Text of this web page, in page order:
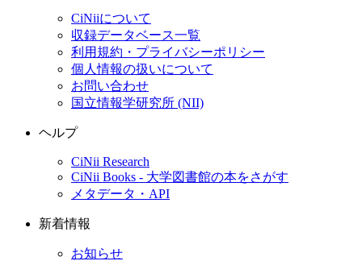
CiNiiについて
収録データベース一覧
利用規約・プライバシーポリシー
個人情報の扱いについて
お問い合わせ
国立情報学研究所 (NII)
ヘルプ
CiNii Research
CiNii Books - 大学図書館の本をさがす
メタデータ・API
新着情報
お知らせ